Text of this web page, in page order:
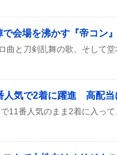
で会場を沸かす『帝コン
人気で2着に躍進 高配当